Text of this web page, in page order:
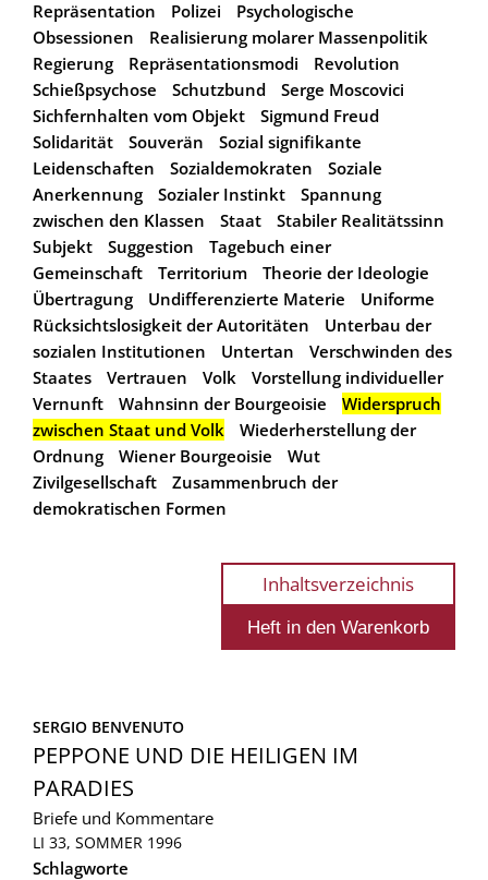
Repräsentation Polizei
Psychologische
Obsessionen
Realisierung molarer Massenpolitik
Regierung
Repräsentationsmodi
Revolution
Schießpsychose
Schutzbund
Serge Moscovici
Sichfernhalten vom Objekt
Sigmund Freud
Solidarität
Souverän
Sozial signifikante
Leidenschaften
Sozialdemokraten
Soziale
Anerkennung
Sozialer Instinkt
Spannung
zwischen den Klassen
Staat
Stabiler Realitätssinn
Subjekt
Suggestion
Tagebuch einer
Gemeinschaft
Territorium
Theorie der Ideologie
Übertragung
Undifferenzierte Materie
Uniforme
Rücksichtslosigkeit der Autoritäten
Unterbau der
sozialen Institutionen
Untertan
Verschwinden des
Staates
Vertrauen Volk
Vorstellung individueller
Vernunft
Wahnsinn der Bourgeoisie
Widerspruch
zwischen Staat und Volk
Wiederherstellung der
Ordnung
Wiener Bourgeoisie
Wut
Zivilgesellschaft
Zusammenbruch der
demokratischen Formen
Inhaltsverzeichnis
SERGIO BENVENUTO
PEPPONE UND DIE HEILIGEN IM
PARADIES
Briefe und Kommentare
LI 33, SOMMER 1996
Schlagworte